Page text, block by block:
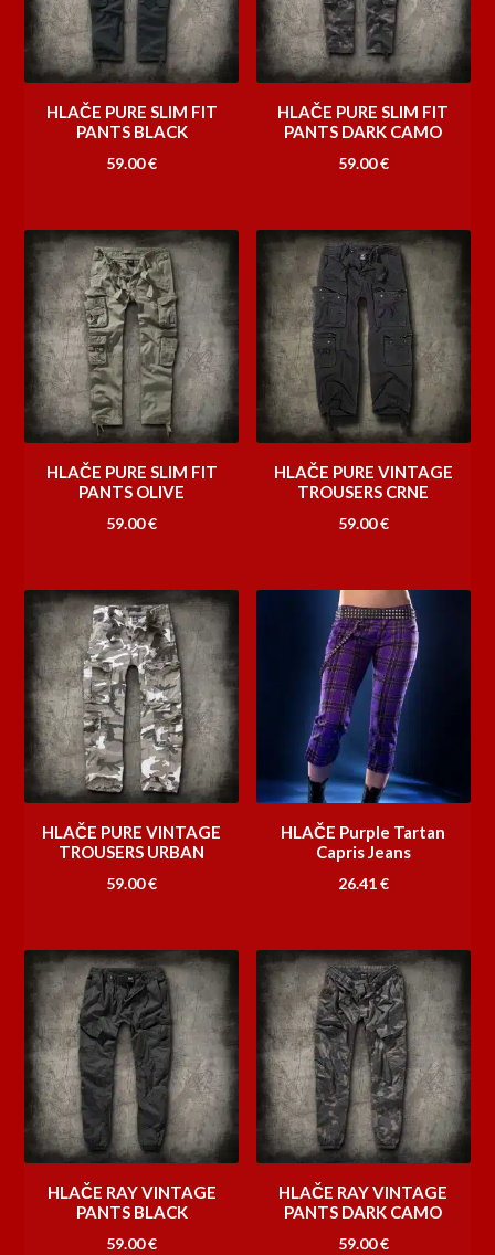
HLAČE PURE SLIM FIT
PANTS BLACK
59.00€
HLAČE PURE SLIM FIT
PANTS DARK CAMO
59.00€
HLAČE PURE SLIM FIT
PANTS OLIVE
59.00€
HLAČE PURE VINTAGE
TROUSERS CRNE
59.00€
HLAČE PURE VINTAGE
TROUSERS URBAN
59.00€
HLAČE Purple Tartan
Capris Jeans
26.41€
HLAČE RAY VINTAGE
PANTS BLACK
59.00€
HLAČE RAY VINTAGE
PANTS DARK CAMO
59.00€